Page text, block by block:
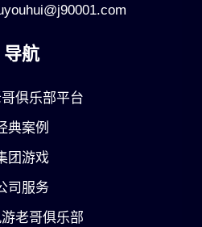
导航
俱乐部平台
典案例
团游戏
司服务
老哥俱乐部